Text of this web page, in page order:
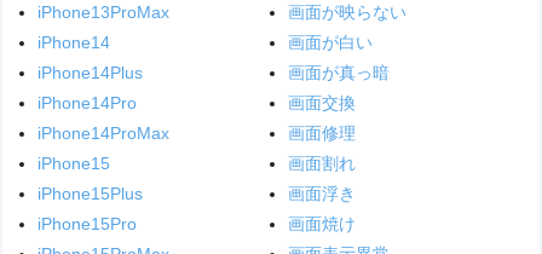
iPhone13ProMax
iPhone14
iPhone14Plus
iPhone14Pro
iPhone14ProMax
iPhone15
iPhone15Plus
iPhone15Pro
画面が映らない
画面が白い
画面が真っ暗
画面交換
画面修理
画面割れ
画面浮き
画面焼け